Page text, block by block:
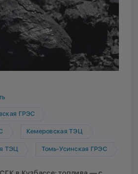
ГРЭС
Кемеровская ТЭЦ
ТЭЦ Томь-Усинская ГРЭС